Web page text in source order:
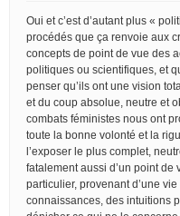
Oui et c’est d’autant plus «
procédés que ça renvoie aux
concepts de point de vue des
politiques ou scientifiques, et
penser qu’ils ont une vision
et du coup absolue, neutre et
combats féministes nous ont
toute la bonne volonté et la
l’exposer le plus complet,
fatalement aussi d’un point
particulier, provenant d’une
connaissances, des intuitions